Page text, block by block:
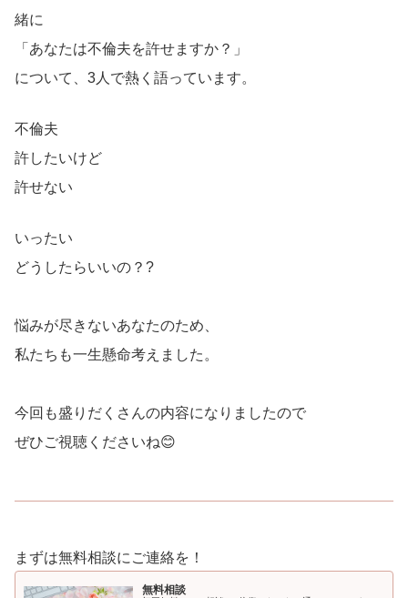
緒に
「あなたは不倫夫を許せますか？」
について、3人で熱く語っています。
不倫夫
許したいけど
許せない
いったい
どうしたらいいの？?
悩みが尽きないあなたのため、
私たちも一生懸命考えました。
今回も盛りだくさんの内容になりましたので
ぜひご視聴くださいね😊
まずは無料相談にご連絡を！
無料相談